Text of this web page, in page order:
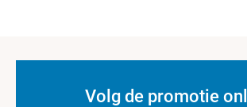
Volg de promotie